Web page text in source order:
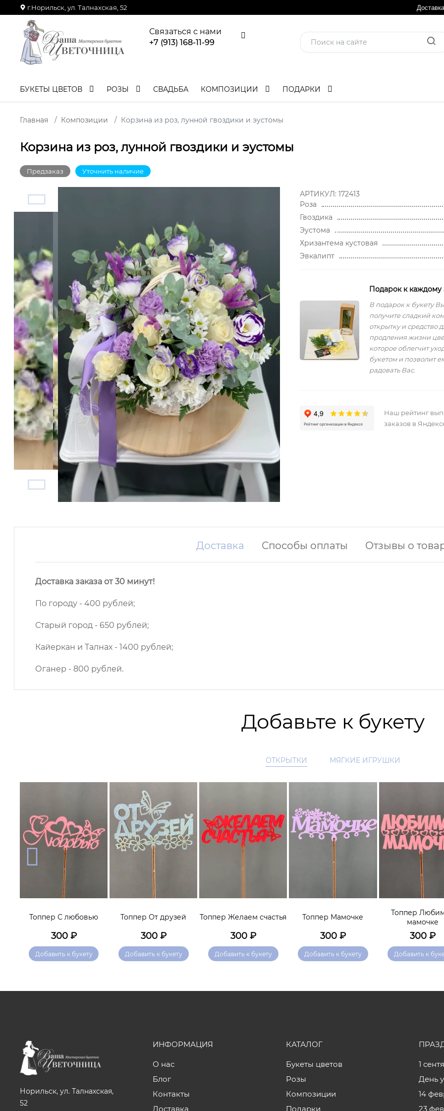
г.Норильск, ул. Талнахская, 52 Доставка
Связаться с нами
+7 (913) 168-11-99
БУКЕТЫ ЦВЕТОВ РОЗЫ СВАДЬБА КОМПОЗИЦИИ ПОДАРКИ
Главная Композиции Корзина из роз, лунной гвоздики и эустомы
Корзина из роз, лунной гвоздики и эустомы
Предзаказ Уточнить наличие
АРТИКУЛ: 172413
Роза
Гвоздика
Эустома
Хризантема кустовая
Эвкалипт
Подарок к каждому
В подарок к букету
получите сладкий
открытку и средство
продления жизни
которое облегчит
букетом и позволит
радовать Вас.
Наш рейтинг
заказов в
Доставка Способы оплаты Отзывы о
Доставка заказа от 30 минут!
По городу - 400 рублей;
Старый город - 650 рублей;
Кайеркан и Талнах - 1400 рублей;
Оганер - 800 рублей.
Добавьте к букету
ОТКРЫТКИ МЯГКИЕ ИГРУШКИ
Топпер С любовью
300₽
Добавить к букету
Топпер От друзей
300₽
Добавить к букету
Топпер Желаем счастья
300₽
Добавить к букету
Топпер Мамочке
300₽
Добавить к букету
Топпер
мамочке
300 ₽
Добавить к
Норильск, ул. Талнахская,
52
ИНФОРМАЦИЯ
О нас
Блог
Контакты
Доставка
КАТАЛОГ
Букеты цветов
Розы
Композиции
Подарки
1
День
14
23